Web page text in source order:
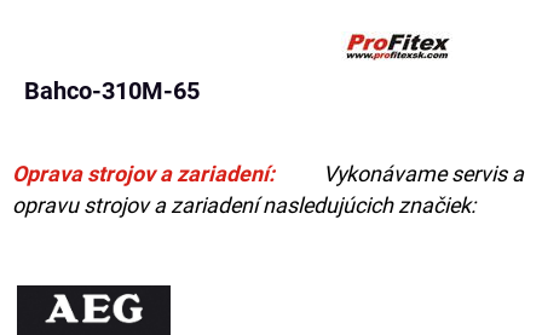
Bahco-310M-65
Oprava strojov a zariadení:
Vykonávame servis a
opravu strojov a zariadení nasledujúcich značiek: